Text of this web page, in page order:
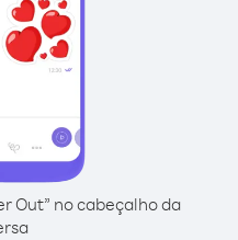
Out” no cabeçalho da